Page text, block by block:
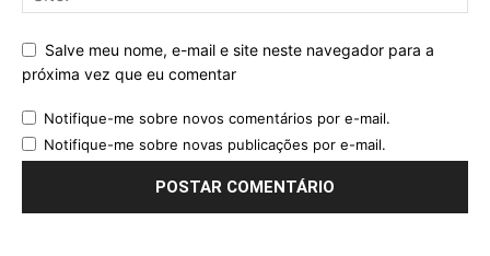
Salve meu nome, e-mail e site neste navegador para a
próxima vez que eu comentar
Notifique-me sobre novos comentários por e-mail.
Notifique-me sobre novas publicações por e-mail.